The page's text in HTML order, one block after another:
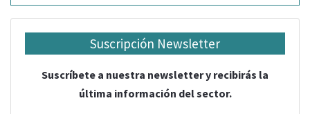
Suscripción Newsletter
Suscríbete a nuestra newsletter y recibirás la
última información del sector.